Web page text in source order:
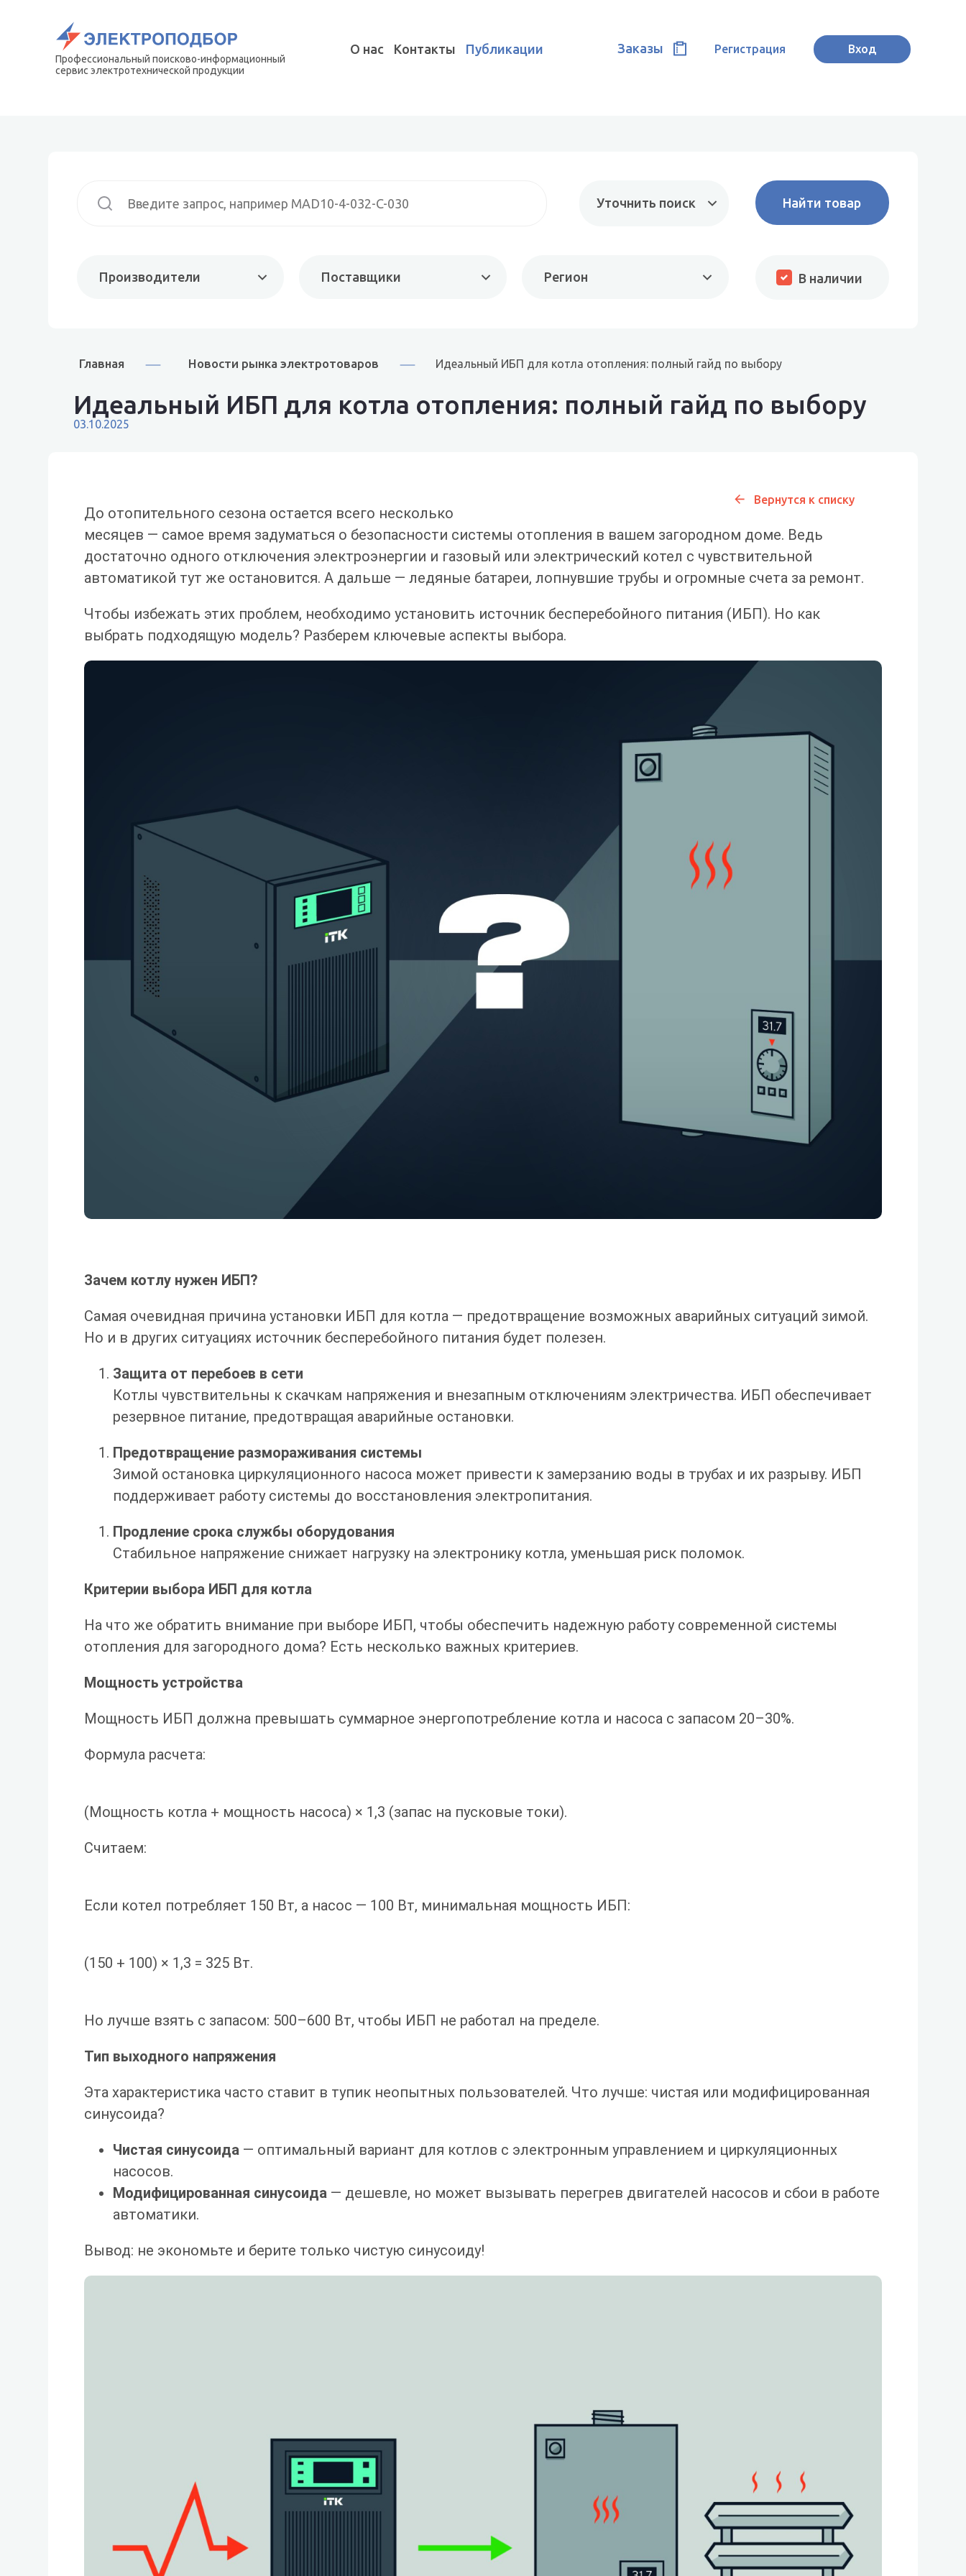
Профессиональный поисково-информационный
сервис электротехнической продукции
О нас Контакты Публикации Заказы Регистрация Вход
Уточнить поиск
Производители Поставщики Регион В наличии
Главная Новости рынка электротоваров Идеальный ИБП для котла отопления: полный гайд по выбору
Идеальный ИБП для котла отопления: полный гайд по выбору
03.10.2025
Вернутся к списку
До отопительного сезона остается всего несколько
месяцев — самое время задуматься о безопасности системы отопления в вашем загородном доме. Ведь
достаточно одного отключения электроэнергии и газовый или электрический котел с чувствительной
автоматикой тут же остановится. А дальше — ледяные батареи, лопнувшие трубы и огромные счета за ремонт.
Чтобы избежать этих проблем, необходимо установить источник бесперебойного питания (ИБП). Но как
выбрать подходящую модель? Разберем ключевые аспекты выбора.
Зачем котлу нужен ИБП?
Самая очевидная причина установки ИБП для котла — предотвращение возможных аварийных ситуаций зимой.
Но и в других ситуациях источник бесперебойного питания будет полезен.
Защита от перебоев в сети
Котлы чувствительны к скачкам напряжения и внезапным отключениям электричества. ИБП обеспечивает
резервное питание, предотвращая аварийные остановки.
Предотвращение размораживания системы
Зимой остановка циркуляционного насоса может привести к замерзанию воды в трубах и их разрыву. ИБП
поддерживает работу системы до восстановления электропитания.
Продление срока службы оборудования
Стабильное напряжение снижает нагрузку на электронику котла, уменьшая риск поломок.
Критерии выбора ИБП для котла
На что же обратить внимание при выборе ИБП, чтобы обеспечить надежную работу современной системы
отопления для загородного дома? Есть несколько важных критериев.
Мощность устройства
Мощность ИБП должна превышать суммарное энергопотребление котла и насоса с запасом 20–30%.
Формула расчета:
(Мощность котла + мощность насоса) × 1,3 (запас на пусковые токи).
Считаем:
Если котел потребляет 150 Вт, а насос — 100 Вт, минимальная мощность ИБП:
(150 + 100) × 1,3 = 325 Вт.
Но лучше взять с запасом: 500–600 Вт, чтобы ИБП не работал на пределе.
Тип выходного напряжения
Эта характеристика часто ставит в тупик неопытных пользователей. Что лучше: чистая или модифицированная
синусоида?
Чистая синусоида — оптимальный вариант для котлов с электронным управлением и циркуляционных
насосов.
Модифицированная синусоида — дешевле, но может вызывать перегрев двигателей насосов и сбои в работе
автоматики.
Вывод: не экономьте и берите только чистую синусоиду!